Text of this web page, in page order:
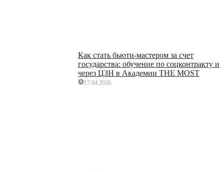
Как стать бьюти-мастером за счет
государства: обучение по соцконтракту и
через ЦЗН в Академии THE MOST
17.04.2026